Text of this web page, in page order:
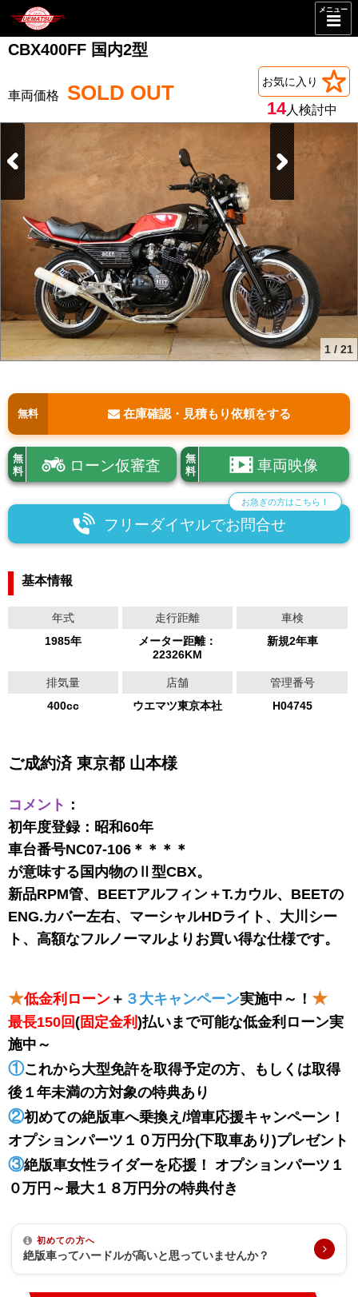
メニュー
CBX400FF 国内2型
SOLD OUT お気に入り
14人検討中
1 / 21
無料 在庫確認・見積もり依頼をする
無
料
ローン仮審査
無
料
車両映像
フリーダイヤルでお問合せ
お急ぎの方はこちら！
基本情報
年式
1985年
走行距離
メーター距離：
22326KM
車検
新規2年車
排気量
400cc
店舗
ウエマツ東京本社
管理番号
H04745
ご成約済 東京都 山本様
コメント ：
初年度登録：昭和60年
車台番号NC07-106＊＊＊＊
が意味する国内物のⅡ型CBX。
新品RPM管、BEETアルフィン＋T.カウル、BEETの
ENG.カバー左右、マーシャルHDライト、大川シー
ト、高額なフルノーマルよりお買い得な仕様です。
★低金利ローン ＋ ３大キャンペーン実施中～！ ★
最長150回(固定金利 )払いまで可能な低金利ローン実
施中～
①これから大型免許を取得予定の方、もしくは取得
後１年未満の方対象の特典あり
②初めての絶版車へ乗換え/増車応援キャンペーン！
オプションパーツ１０万円分(下取車あり)プレゼント
③絶版車女性ライダーを応援！ オプションパーツ１
０万円～最大１８万円分の特典付き
初めての方へ
絶版車ってハードルが高いと思っていませんか？